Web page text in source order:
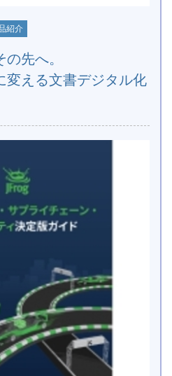
紹介
先へ。
変える文書デジタル化